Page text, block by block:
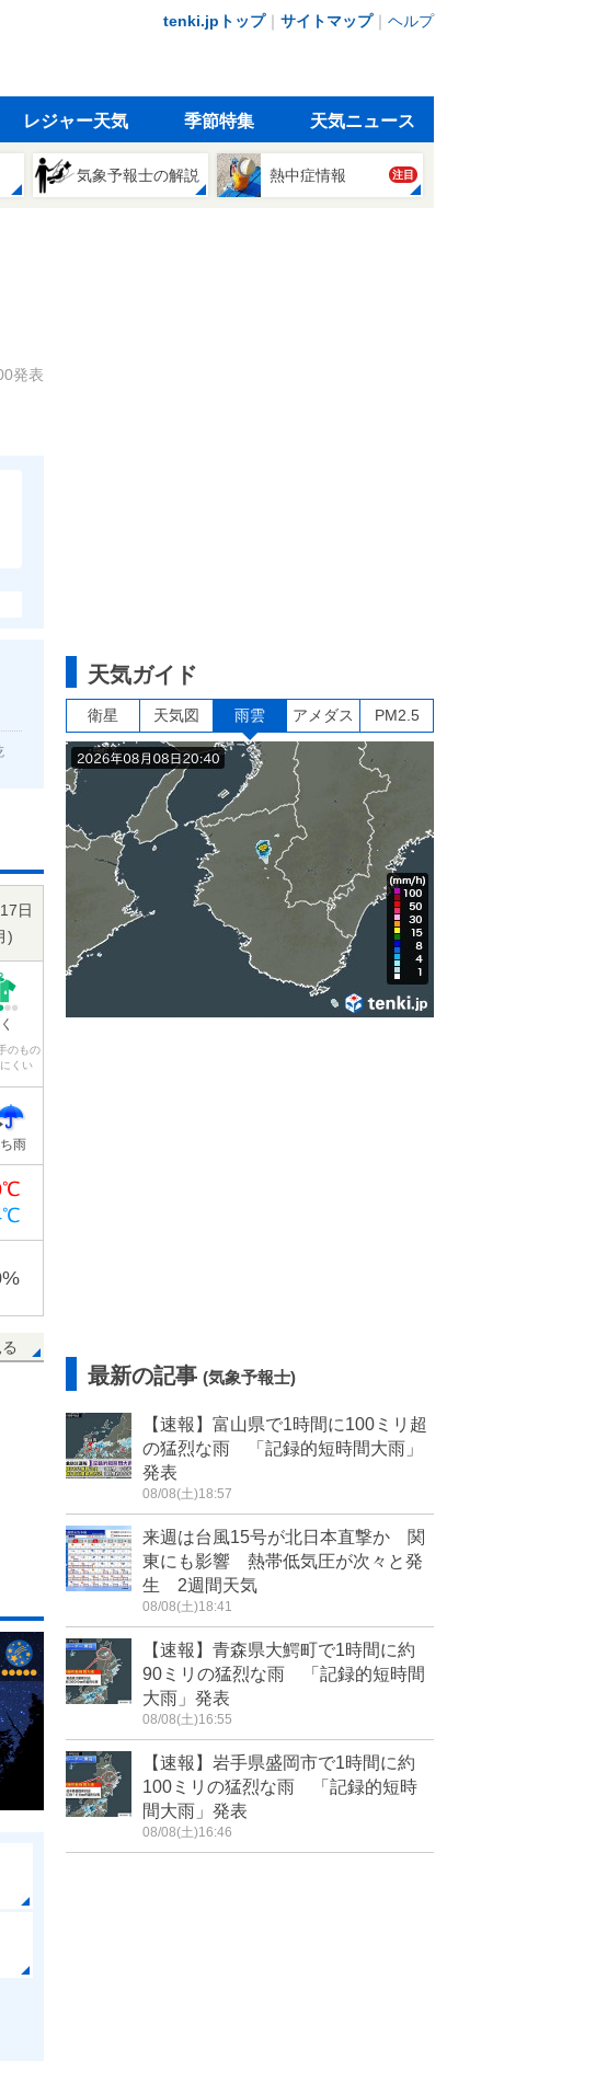
tenki.jpトップ｜ サイトマップ｜ ヘルプ
レジャー天気 季節特集 天気ニュース
気象予報士の解説 熱中症情報 注目
発表
日
)
のもの
くい
雨
天気ガイド
衛星 天気図 雨雲 アメダス PM2.5
最新の記事 (気象予報士)
【速報】富山県で1時間に100ミリ超
の猛烈な雨 「記録的短時間大雨」
発表
08/08(土)18:57
来週は台風15号が北日本直撃か 関
東にも影響 熱帯低気圧が次々と発
生 2週間天気
08/08(土)18:41
【速報】青森県大鰐町で1時間に約
90ミリの猛烈な雨 「記録的短時間
大雨」発表
08/08(土)16:55
【速報】岩手県盛岡市で1時間に約
100ミリの猛烈な雨 「記録的短時
間大雨」発表
08/08(土)16:46